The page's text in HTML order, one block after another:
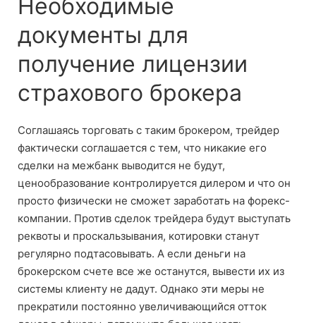
Необходимые
документы для
получение лицензии
страхового брокера
Соглашаясь торговать с таким брокером, трейдер
фактически соглашается с тем, что никакие его
сделки на межбанк выводится не будут,
ценообразование контролируется дилером и что он
просто физически не сможет заработать на форекс-
компании. Против сделок трейдера будут выступать
реквоты и проскальзывания, котировки станут
регулярно подтасовывать. А если деньги на
брокерском счете все же останутся, вывести их из
системы клиенту не дадут. Однако эти меры не
прекратили постоянно увеличивающийся отток